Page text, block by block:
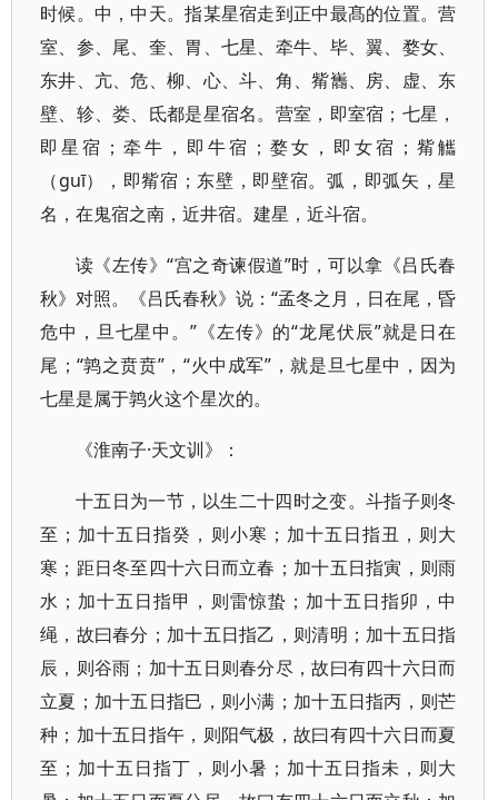
时候。中，中天。指某星宿走到正中最髙的位置。营
室、参、尾、奎、胃、七星、牵牛、毕、翼、婺女、
东井、亢、危、柳、心、斗、角、觜巂、房、虚、东
壁、轸、娄、氐都是星宿名。营室，即室宿；七星，
即星宿；牵牛，即牛宿；婺女，即女宿；觜觿
（ɡuī），即觜宿；东壁，即壁宿。弧，即弧矢，星
名，在鬼宿之南，近井宿。建星，近斗宿。
读《左传》“宫之奇谏假道”时，可以拿《吕氏春
秋》对照。《吕氏春秋》说：“孟冬之月，日在尾，昏
危中，旦七星中。”《左传》的“龙尾伏辰”就是日在
尾；“鹑之贲贲”，“火中成军”，就是旦七星中，因为
七星是属于鹑火这个星次的。
《淮南子·天文训》：
十五日为一节，以生二十四时之变。斗指子则冬
至；加十五日指癸，则小寒；加十五日指丑，则大
寒；距日冬至四十六日而立春；加十五日指寅，则雨
水；加十五日指甲，则雷惊蛰；加十五日指卯，中
绳，故曰春分；加十五日指乙，则清明；加十五日指
辰，则谷雨；加十五日则春分尽，故曰有四十六日而
立夏；加十五日指巳，则小满；加十五日指丙，则芒
种；加十五日指午，则阳气极，故曰有四十六日而夏
至；加十五日指丁，则小暑；加十五日指未，则大